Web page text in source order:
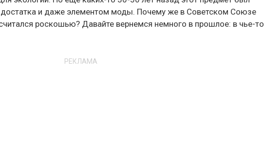
и даже элементом моды. Почему же в Советском Союзе
роскошью? Давайте вернемся немного в прошлое: в чье-то
РЕКЛАМА